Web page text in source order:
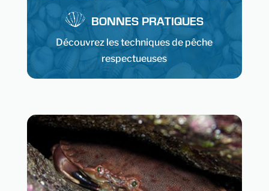
BONNES PRATIQUES
Découvrez les techniques de pêche
respectueuses